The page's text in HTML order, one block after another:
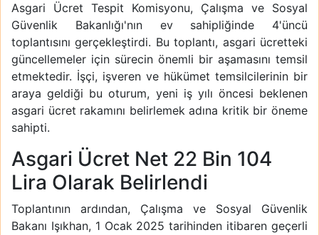
Asgari Ücret Tespit Komisyonu, Çalışma ve Sosyal
Güvenlik Bakanlığı'nın ev sahipliğinde 4'üncü
toplantısını gerçekleştirdi. Bu toplantı, asgari ücretteki
güncellemeler için sürecin önemli bir aşamasını temsil
etmektedir. İşçi, işveren ve hükümet temsilcilerinin bir
araya geldiği bu oturum, yeni iş yılı öncesi beklenen
asgari ücret rakamını belirlemek adına kritik bir öneme
sahipti.
Asgari Ücret Net 22 Bin 104
Lira Olarak Belirlendi
Toplantının ardından, Çalışma ve Sosyal Güvenlik
Bakanı Işıkhan, 1 Ocak 2025 tarihinden itibaren geçerli